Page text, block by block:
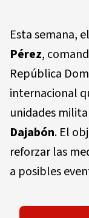
Esta semana,
Pérez,
República
internacional
unidades
Dajabón. El
reforzar las
a posibles